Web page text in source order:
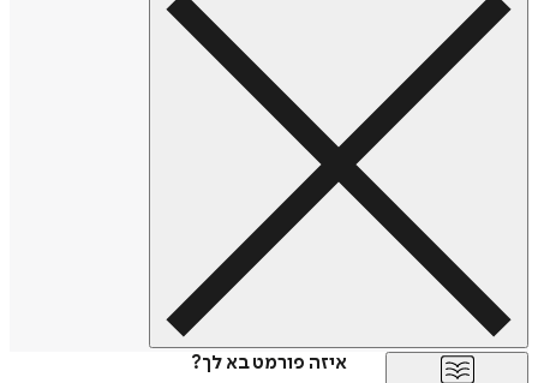
איזה פורמט בא לך?